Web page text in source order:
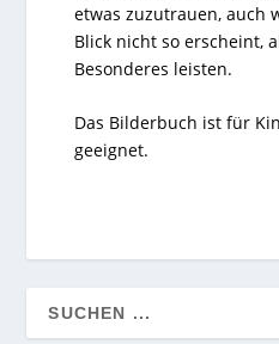
etwas zuzutrauen, auch
Blick nicht so erscheint,
Besonderes leisten.
Das Bilderbuch ist für
geeignet.